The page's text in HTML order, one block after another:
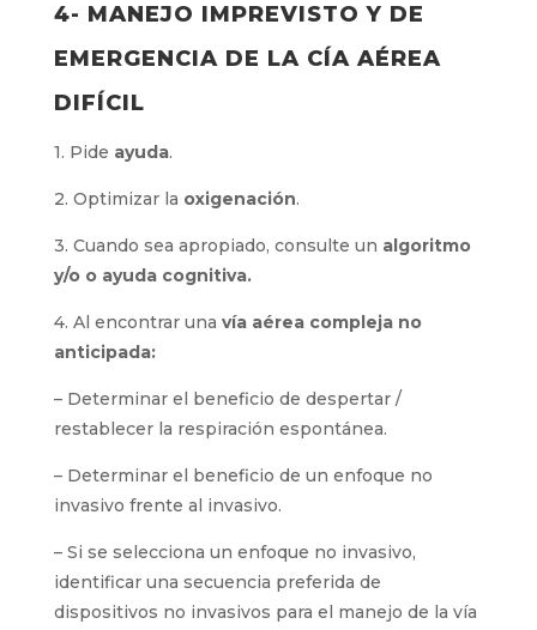
4- MANEJO IMPREVISTO Y DE
EMERGENCIA DE LA CÍA AÉREA
DIFÍCIL
1. Pide ayuda.
2. Optimizar la oxigenación.
3. Cuando sea apropiado, consulte un algoritmo
y/o o ayuda cognitiva.
4. Al encontrar una vía aérea compleja no
anticipada:
– Determinar el beneficio de despertar /
restablecer la respiración espontánea.
– Determinar el beneficio de un enfoque no
invasivo frente al invasivo.
– Si se selecciona un enfoque no invasivo,
identificar una secuencia preferida de
dispositivos no invasivos para el manejo de la vía